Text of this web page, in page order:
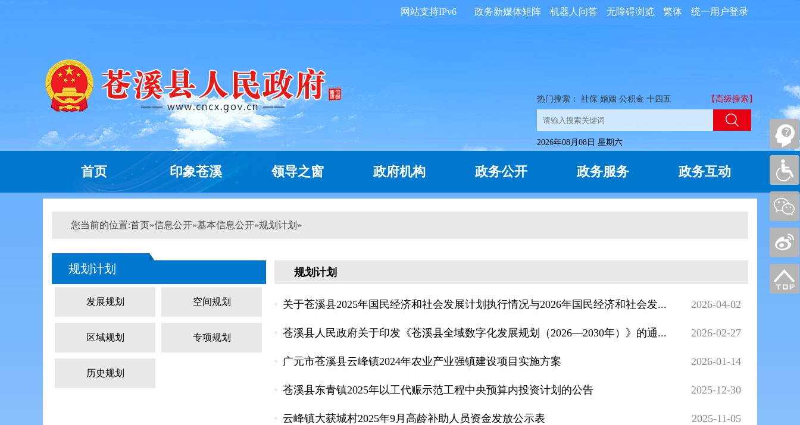
统一用户登录
繁体
无障碍浏览
机器人问答
政务新媒体矩阵
网站支持IPv6
热门搜索： 社保 婚姻 公积金 十四五 【高级搜索】
2026年08月08日 星期六
首页 印象苍溪 领导之窗 政府机构 政务公开 政务服务 政务互动
您当前的位置:首页»信息公开»基本信息公开»规划计划 »
规划计划
发展规划 空间规划
区域规划 专项规划
历史规划
规划计划
关于苍溪县2025年国民经济和社会发展计划执行情况与2026年国民经济和社会发... 2026-04-02
苍溪县人民政府关于印发《苍溪县全域数字化发展规划（2026—2030年）》的通... 2026-02-27
广元市苍溪县云峰镇2024年农业产业强镇建设项目实施方案 2026-01-14
苍溪县东青镇2025年以工代赈示范工程中央预算内投资计划的公告 2025-12-30
云峰镇大获城村2025年9月高龄补助人员资金发放公示表 2025-11-05